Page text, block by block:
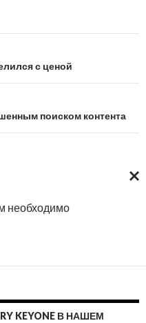
с ценой
поиском контента
необходимо
KEYONE В НАШЕМ